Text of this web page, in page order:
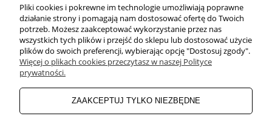
POMOC
ZAKUPY
MOJE KONTO
Pliki cookies i pokrewne im technologie umożliwiają poprawne
działanie strony i pomagają nam dostosować ofertę do Twoich
potrzeb. Możesz zaakceptować wykorzystanie przez nas
wszystkich tych plików i przejść do sklepu lub dostosować użycie
plików do swoich preferencji, wybierając opcję "Dostosuj zgody".
Więcej o plikach cookies przeczytasz w naszej Polityce
prywatności.
ZAAKCEPTUJ TYLKO NIEZBĘDNE